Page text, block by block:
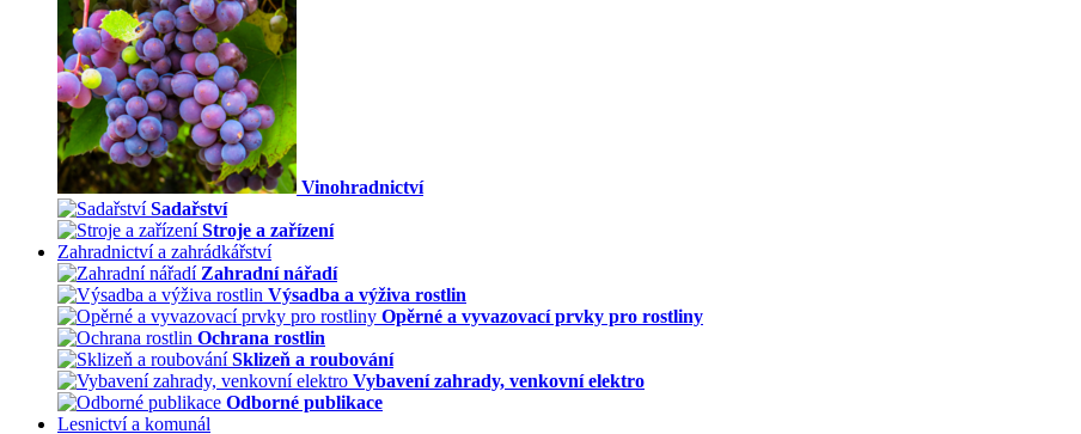
Vinohradnictví
Sadařství
Stroje a zařízení
Zahradnictví a zahrádkářství
Zahradní nářadí
Výsadba a výživa rostlin
Opěrné a vyvazovací prvky pro rostliny
Ochrana rostlin
Sklizeň a roubování
Vybavení zahrady, venkovní elektro
Odborné publikace
Lesnictví a komunál